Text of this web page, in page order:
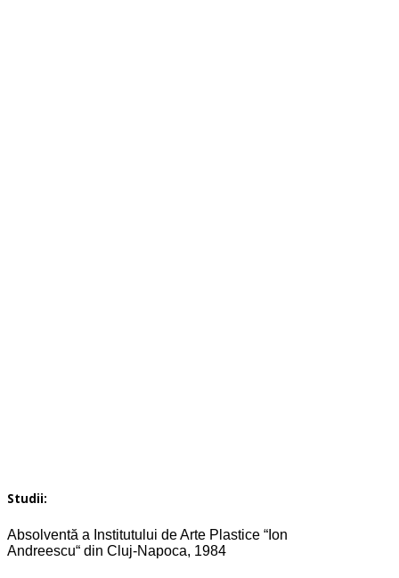
Studii:
Absolventă a Institutului de Arte Plastice “Ion
Andreescu“ din Cluj-Napoca, 1984